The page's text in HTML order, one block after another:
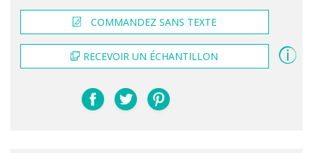
COMMANDEZ SANS TEXTE
RECEVOIR UN ÉCHANTILLON